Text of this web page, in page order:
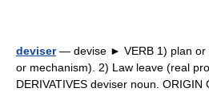
deviser— devise ► VERB 1) plan or
or mechanism). 2) Law leave (real
DERIVATIVES deviser noun.